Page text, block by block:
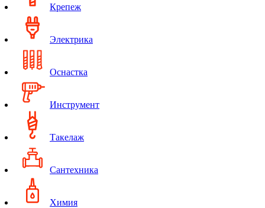
Крепеж
Электрика
Оснастка
Инструмент
Такелаж
Сантехника
Химия